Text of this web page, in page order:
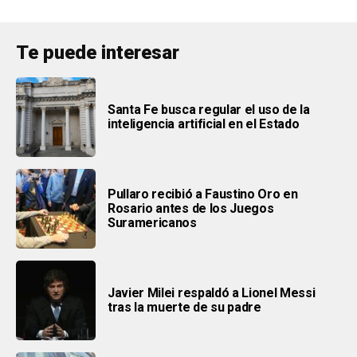
Te puede interesar
Santa Fe busca regular el uso de la
inteligencia artificial en el Estado
Pullaro recibió a Faustino Oro en
Rosario antes de los Juegos
Suramericanos
Javier Milei respaldó a Lionel Messi
tras la muerte de su padre